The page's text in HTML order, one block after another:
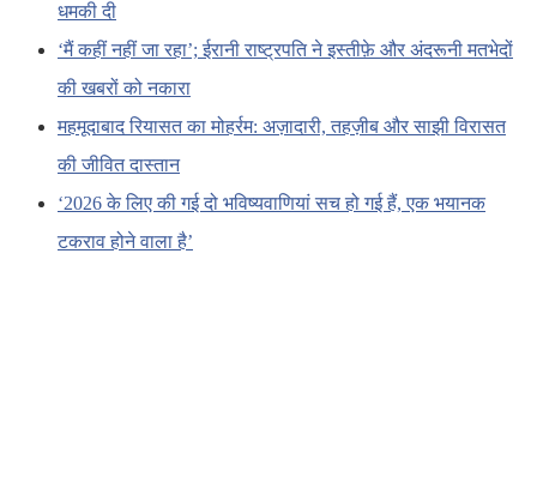
धमकी दी
‘मैं कहीं नहीं जा रहा’; ईरानी राष्ट्रपति ने इस्तीफ़े और अंदरूनी मतभेदों
की खबरों को नकारा
महमूदाबाद रियासत का मोहर्रम: अज़ादारी, तहज़ीब और साझी विरासत
की जीवित दास्तान
‘2026 के लिए की गई दो भविष्यवाणियां सच हो गई हैं, एक भयानक
टकराव होने वाला है’